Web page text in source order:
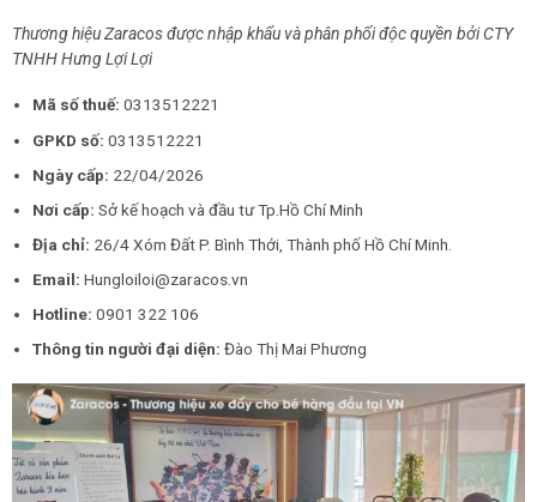
Thương hiệu Zaracos được nhập khẩu và phân phối độc quyền bởi CTY
TNHH Hưng Lợi Lợi
Mã số thuế: 0313512221
GPKD số:0313512221
Ngày cấp: 22/04/2026
Nơi cấp:Sở kế hoạch và đầu tư Tp.Hồ Chí Minh
Địa chỉ: 26/4 Xóm Đất P. Bình Thới, Thành phố Hồ Chí Minh.
Email:Hungloiloi@zaracos.vn
Hotline:0901 322 106
Thông tin người đại diện:Đào Thị Mai Phương